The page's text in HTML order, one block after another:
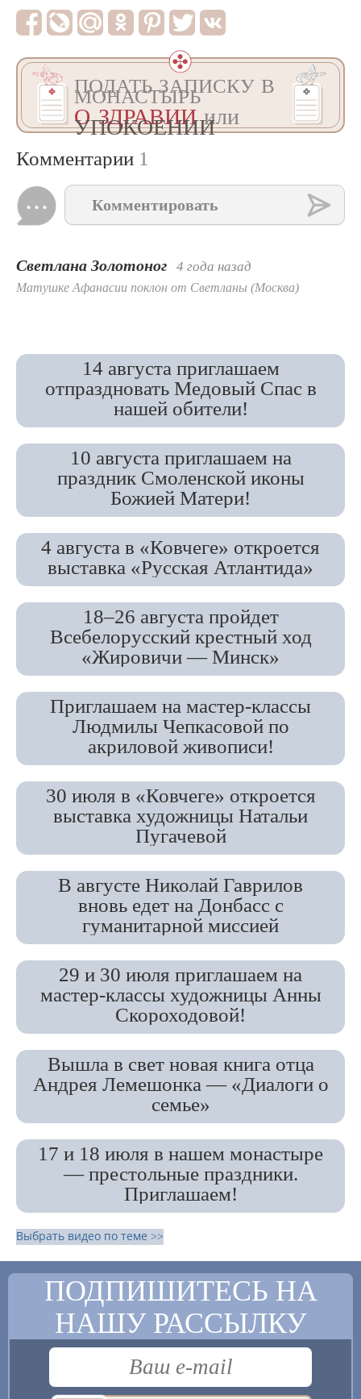
ПОДАТЬ ЗАПИСКУ В
МОНАСТЫРЬ
О ЗДРАВИИили
УПОКОЕНИИ
Комментарии 1
Комментировать
Светлана Золотоног 4 года назад
Матушке Афанасии поклон от Светланы (Москва)
14 августа приглашаем
отпраздновать Медовый Спас в
нашей обители!
10 августа приглашаем на
праздник Смоленской иконы
Божией Матери!
4 августа в «Ковчеге» откроется
выставка «Русская Атлантида»
18–26 августа пройдет
Всебелорусский крестный ход
«Жировичи — Минск»
Приглашаем на мастер-классы
Людмилы Чепкасовой по
акриловой живописи!
30 июля в «Ковчеге» откроется
выставка художницы Натальи
Пугачевой
В августе Николай Гаврилов
вновь едет на Донбасс с
гуманитарной миссией
29 и 30 июля приглашаем на
мастер-классы художницы Анны
Скороходовой!
Вышла в свет новая книга отца
Андрея Лемешонка — «Диалоги о
семье»
17 и 18 июля в нашем монастыре
— престольные праздники.
Приглашаем!
Выбрать видео по теме >>
ПОДПИШИТЕСЬ НА
НАШУ РАССЫЛКУ